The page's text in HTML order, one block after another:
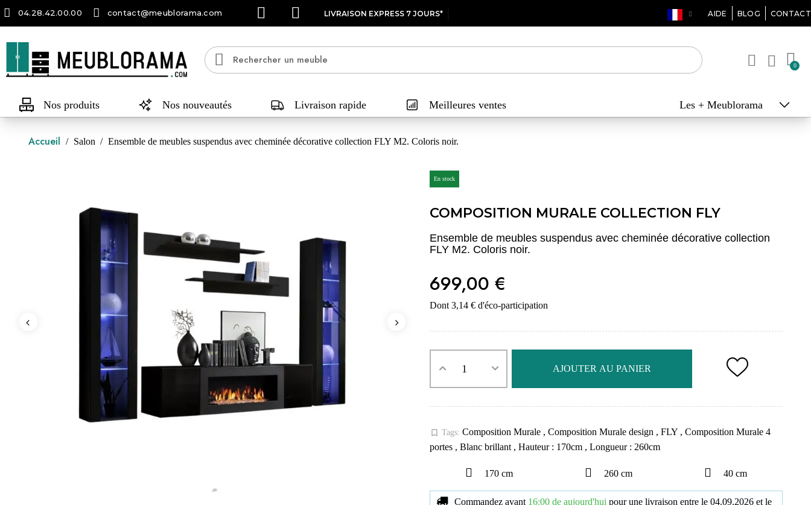
04.28.42.00.00 contact@meublorama.com LIVRAISON EXPRESS 7 JOURS* AIDE BLOG CONTACT
Nos produits Nos nouveautés Livraison rapide Meilleures ventes Les + Meublorama
Accueil Salon Ensemble de meubles suspendus avec cheminée décorative collection FLY M2. Coloris noir.
En stock
COMPOSITION MURALE COLLECTION FLY
Ensemble de meubles suspendus avec cheminée décorative collection
FLY M2. Coloris noir.
699,00 €
Dont 3,14 € d'éco-participation
AJOUTER AU PANIER
bookmark_border Tags: Composition Murale , Composition Murale design , FLY , Composition Murale 4
portes , Blanc brillant , Hauteur : 170cm , Longueur : 260cm
170 cm 260 cm 40 cm
Commandez avant 16:00 de aujourd'hui pour une livraison entre le 04.09.2026 et le